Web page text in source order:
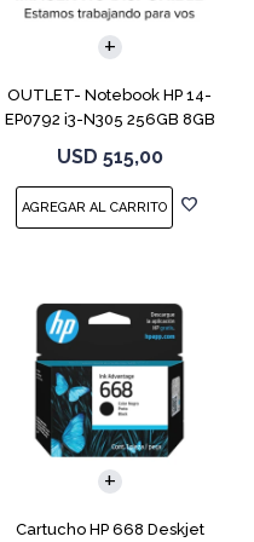
OUTLET- Notebook HP 14-
EP0792 i3-N305 256GB 8GB
USD 515,00
COMPARAR
Cartucho HP 668 Deskjet